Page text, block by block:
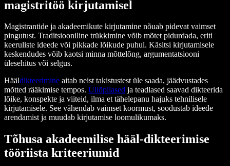
magistritöö kirjutamisel
Magistrantide ja akadeemikute kirjutamine nõuab pidevat vaimset
pingutust. Traditsiooniline trükkimine võib mõtet pidurdada, eriti
keeruliste ideede või pikkade lõikude puhul. Käsitsi kirjutamisele
keskendudes võib kaotsi minna mõttelõng, argumentatsiooni
ülesehitus või selgus.
Hääldikteerimine aitab neist takistustest üle saada, jäädvustades
mõtted rääkimise tempos. Üliõpilased ja teadlased saavad dikteerida
lõike, konspekte ja viiteid, ilma et tähelepanu hajuks tehnilisele
kirjutamisele. See vähendab vaimset koormust, soodustab ideede
arendamist ja muudab kirjutamise loomulikumaks.
Tõhusa akadeemilise hääl-dikteerimise
tööriista kriteeriumid